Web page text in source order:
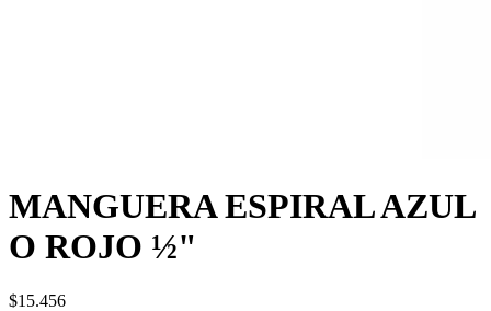
MANGUERA ESPIRAL AZUL
O ROJO ½"
$15.456